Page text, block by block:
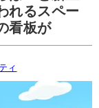
れるスペー
看板が
ィ